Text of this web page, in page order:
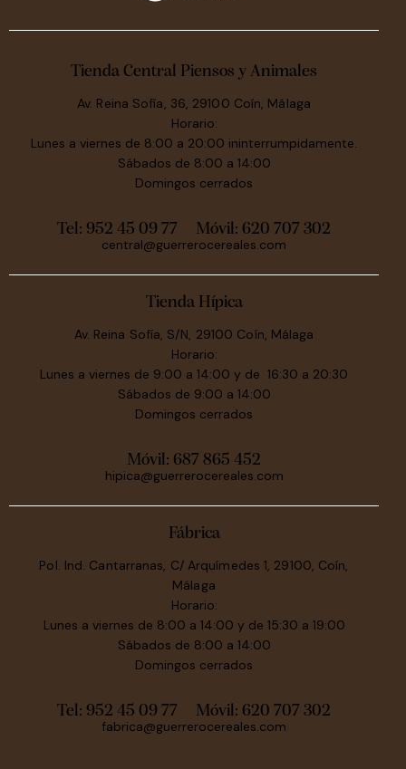
Tienda Central Piensos y Animales
Av. Reina Sofía, 36, 29100 Coín, Málaga
Horario:
Lunes a viernes de 8:00 a 20:00 ininterrumpidamente.
Sábados de 8:00 a 14:00
Domingos cerrados
Tel: 952 45 09 77 Móvil: 620 707 302
central@guerrerocereales.com
Tienda Hípica
Av. Reina Sofía, S/N, 29100 Coín, Málaga
Horario:
Lunes a viernes de 9:00 a 14:00 y de 16:30 a 20:30
Sábados de 9:00 a 14:00
Domingos cerrados
Móvil: 687 865 452
hipica@guerrerocereales.com
Fábrica
Pol. Ind. Cantarranas, C/ Arquímedes 1, 29100, Coín,
Málaga
Horario:
Lunes a viernes de 8:00 a 14:00 y de 15:30 a 19:00
Sábados de 8:00 a 14:00
Domingos cerrados
Tel: 952 45 09 77 Móvil: 620 707 302
fabrica@guerrerocereales.com